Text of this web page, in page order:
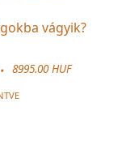
vágyik?
8995.00 HUF